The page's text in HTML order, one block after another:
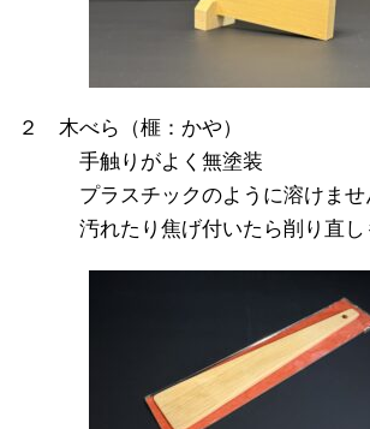
２ 木べら（榧：かや）
手触りがよく無塗装
プラスチックのように溶けませ
汚れたり焦げ付いたら削り直